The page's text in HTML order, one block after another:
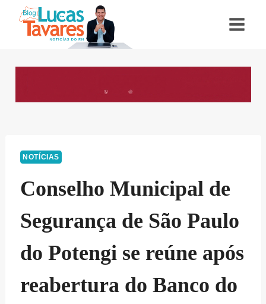
NOTÍCIAS
Conselho Municipal de
Segurança de São Paulo
do Potengi se reúne após
reabertura do Banco do